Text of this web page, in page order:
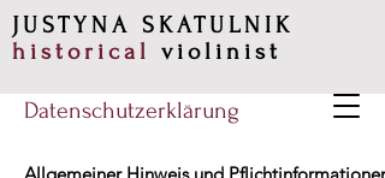
JUSTYNA SKATULNIK
historical violinist
Datenschutzerklärung